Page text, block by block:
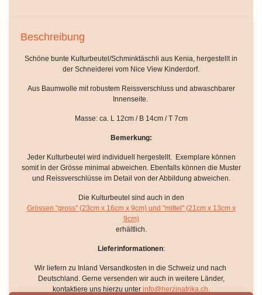
Beschreibung
Schöne bunte Kulturbeutel/Schminktäschli aus Kenia, hergestellt in
der Schneiderei vom Nice View Kinderdorf.
Aus Baumwolle mit robustem Reissverschluss und abwaschbarer
Innenseite.
Masse: ca. L 12cm / B 14cm / T 7cm
Bemerkung:
Jeder Kulturbeutel wird individuell hergestellt. Exemplare können
somit in der Grösse minimal abweichen. Ebenfalls können die Muster
und Reissverschlüsse im Detail von der Abbildung abweichen.
Die Kulturbeutel sind auch in den
Grössen "gross" (23cm x 16cm x 9cm) und "mittel" (21cm x 13cm x
9cm)
erhältlich.
Lieferinformationen:
Wir liefern zu Inland Versandkosten in die Schweiz und nach
Deutschland. Gerne versenden wir auch in weitere Länder,
kontaktiere uns hierzu unter info@herzinafrika.ch.